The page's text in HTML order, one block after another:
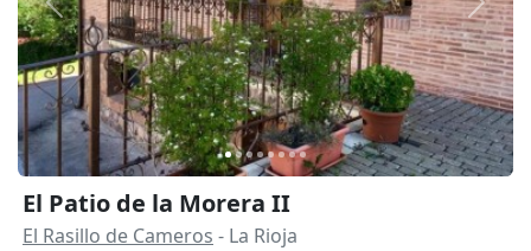
Anterior
El Patio de la Morera II
El Rasillo de Cameros - La Rioja